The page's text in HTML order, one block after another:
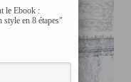
le Ebook :
en 8 étapes"